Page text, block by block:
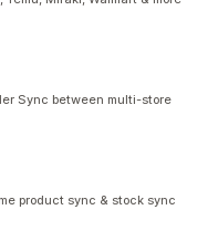
Sync between multi-store
product sync & stock sync